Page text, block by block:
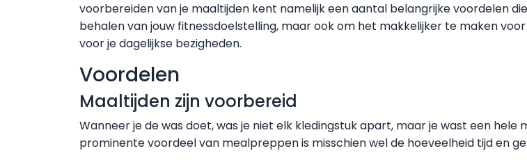
voorbereiden van je maaltijden kent namelijk een aantal belangrijke voordelen
behalen van jouw fitnessdoelstelling, maar ook om het makkelijker te maken
voor je dagelijkse bezigheden.
Voordelen
Maaltijden zijn voorbereid
Wanneer je de was doet, was je niet elk kledingstuk apart, maar je wast een hele
prominente voordeel van mealpreppen is misschien wel de hoeveelheid tijd en